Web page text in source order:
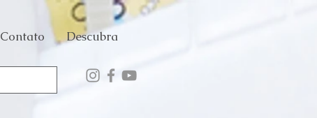
Contato Descubra